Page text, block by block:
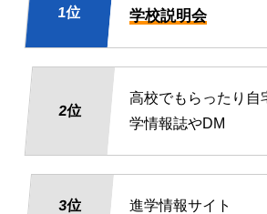
1位
学校説明会
2位
高校でもらったり自
学情報誌やDM
3位 進学情報サイト